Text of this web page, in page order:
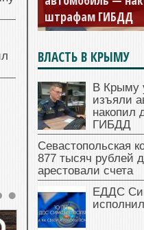
штрафам ГИБДД
ВЛАСТЬ В КРЫМУ
В Крыму
изъяли
накопил
ГИБДД
Севастопольская
877 тысяч рублей
арестовали счета
ЕДДС